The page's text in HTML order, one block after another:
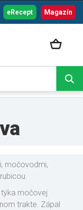
Magazín
eRecept
močovodmi,
močovej
trakte. Zápal